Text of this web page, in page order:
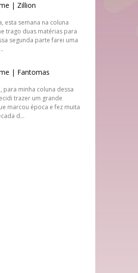
| Zillion
esta semana na coluna
trago duas matérias para
segunda parte farei uma
| Fantomas
para minha coluna dessa
trazer um grande
marcou época e fez muita
d...